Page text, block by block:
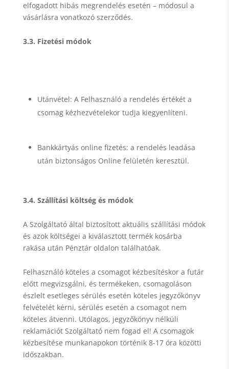
elfogadott hibás megrendelés esetén – módosul a
vásárlásra vonatkozó szerződés.
3.3. Fizetési módok
Utánvétel: A Felhasználó a rendelés értékét a
csomag kézhezvételekor tudja kiegyenlíteni.
Bankkártyás online fizetés: a rendelés leadása
után biztonságos Online felületén keresztül.
3.4. Szállítási költség és módok
A Szolgáltató által biztosított aktuális szállítási módok
és azok költségei a kiválasztott termék kosárba
rakása után Pénztár oldalon találhatóak.
Felhasználó köteles a csomagot kézbesítéskor a futár
előtt megvizsgálni, és termékeken, csomagoláson
észlelt esetleges sérülés esetén köteles jegyzőkönyv
felvételét kérni, sérülés esetén a csomagot nem
köteles átvenni. Utólagos, jegyzőkönyv nélküli
reklamációt Szolgáltató nem fogad el! A csomagok
kézbesítése munkanapokon történik 8-17 óra közötti
időszakban.